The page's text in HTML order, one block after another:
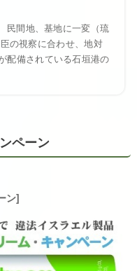
間地、基地に一変（琉
の視察に合わせ、地対
配備されている石垣港の
ペーン
ン]